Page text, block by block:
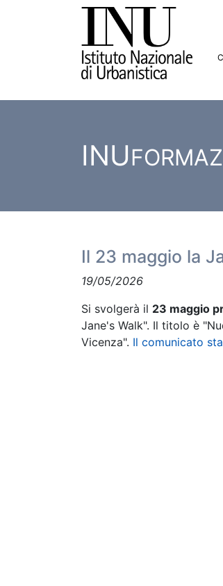
INU
Il 23 maggio la
19/05/2026
Si svolgerà il 23 maggio
Jane's Walk". Il titolo è
Vicenza". Il comunicato